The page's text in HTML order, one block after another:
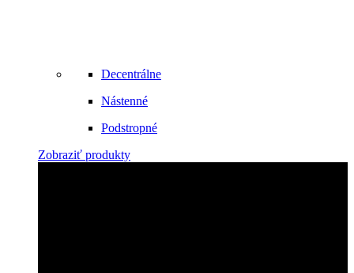
Decentrálne
Nástenné
Podstropné
Zobraziť produkty